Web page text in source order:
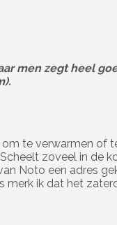
men zegt heel
te verwarmen
zoveel in de
Noto een adres
merk ik dat het